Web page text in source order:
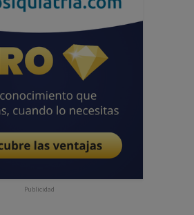
Publicidad